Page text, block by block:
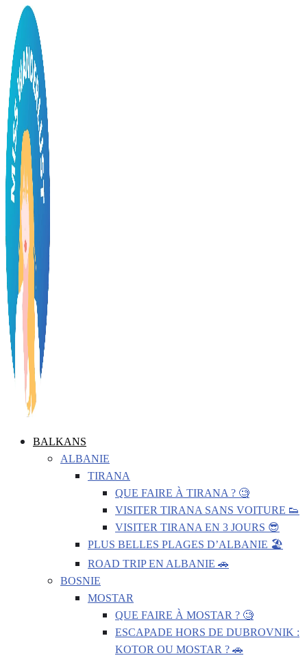
BALKANS
ALBANIE
TIRANA
QUE FAIRE À TIRANA ? 🧐
VISITER TIRANA SANS VOITURE 👟
VISITER TIRANA EN 3 JOURS 😎
PLUS BELLES PLAGES D’ALBANIE 🏖️
ROAD TRIP EN ALBANIE 🚗
BOSNIE
MOSTAR
QUE FAIRE À MOSTAR ? 🧐
ESCAPADE HORS DE DUBROVNIK :
KOTOR OU MOSTAR ? 🚗